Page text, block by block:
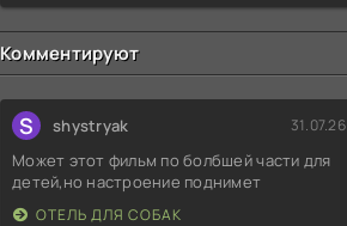
Комментируют
S shystryak 31.07.26
Может этот фильм по болбшей части для
детей,но настроение поднимет
ОТЕЛЬ ДЛЯ СОБАК